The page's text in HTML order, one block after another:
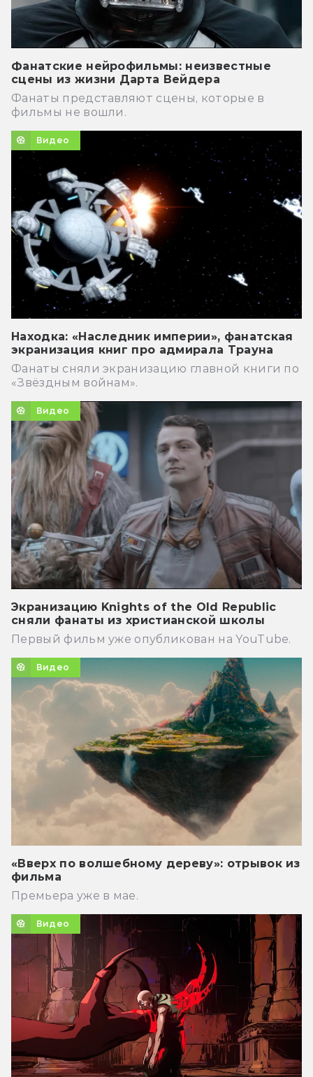
Фанатские нейрофильмы: неизвестные
сцены из жизни Дарта Вейдера
Фанаты представляют сцены, которые в
фильмы не вошли.
Видео
Находка: «Наследник империи», фанатская
экранизация книг про адмирала Трауна
Фанаты сняли экранизацию главной книги по
«Звёздным войнам».
Видео
Экранизацию Knights of the Old Republic
сняли фанаты из христианской школы
Первый фильм уже опубликован на YouTube.
Видео
«Вверх по волшебному дереву»: отрывок из
фильма
Премьера уже в мае.
Видео